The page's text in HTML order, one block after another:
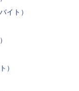
イト）
）